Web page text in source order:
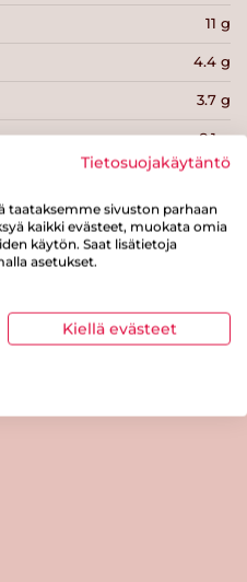
11 g
4.4 g
3.7 g
8.1 g
Tietosuojakäytäntö
taataksemme sivuston parhaan
kaikki evästeet, muokata omia
käytön. Saat lisätietoja
asetukset.
Kiellä evästeet